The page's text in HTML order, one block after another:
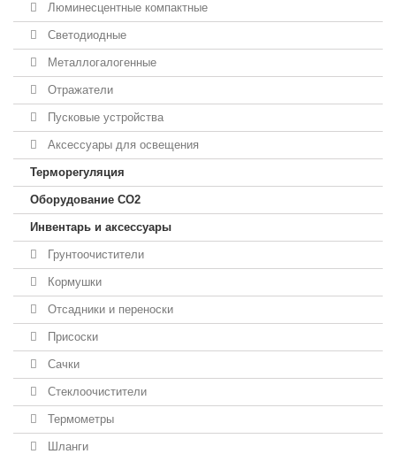
Люминесцентные компактные
Светодиодные
Металлогалогенные
Отражатели
Пусковые устройства
Аксессуары для освещения
Терморегуляция
Оборудование CO2
Инвентарь и аксессуары
Грунтоочистители
Кормушки
Отсадники и переноски
Присоски
Сачки
Стеклоочистители
Термометры
Шланги